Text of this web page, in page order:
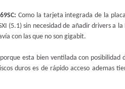
Como la tarjeta integrada de la
(5.1) sin necesidad de añadir drivers a
con las que no son gigabit.
esta bien ventilada con
duros es de rápido acceso ademas